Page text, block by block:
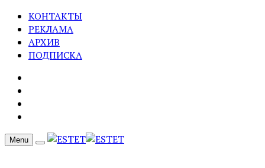
КОНТАКТЫ
РЕКЛАМА
АРХИВ
ПОДПИСКА
Menu